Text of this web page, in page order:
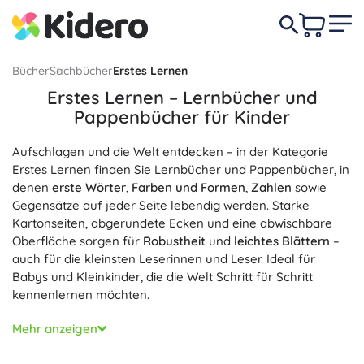
BücherSachbücherErstes Lernen
Erstes Lernen – Lernbücher und
Pappenbücher für Kinder
Aufschlagen und die Welt entdecken – in der Kategorie
Erstes Lernen finden Sie Lernbücher und Pappenbücher, in
denen erste Wörter, Farben und Formen, Zahlen sowie
Gegensätze auf jeder Seite lebendig werden. Starke
Kartonseiten, abgerundete Ecken und eine abwischbare
Oberfläche sorgen für Robustheit und leichtes Blättern –
auch für die kleinsten Leserinnen und Leser. Ideal für
Babys und Kleinkinder, die die Welt Schritt für Schritt
kennenlernen möchten.
Für die Entwicklung des Wortschatzes und der Feinmotorik
greifen Sie zu Titeln mit
Mehr anzeigen